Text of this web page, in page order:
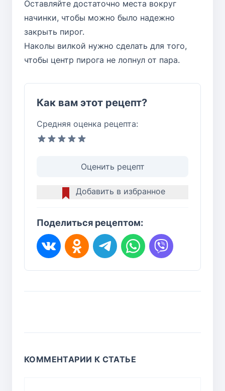
Оставляйте достаточно места вокруг
начинки, чтобы можно было надежно
закрыть пирог.
Наколы вилкой нужно сделать для того,
чтобы центр пирога не лопнул от пара.
Как вам этот рецепт?
Средняя оценка рецепта:
Оценить рецепт
Добавить в избранное
Поделиться рецептом:
КОММЕНТАРИИ К СТАТЬЕ